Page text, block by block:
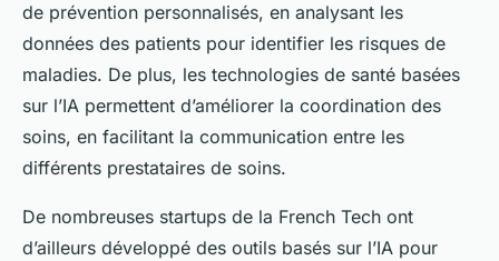
de prévention personnalisés, en analysant les
données des patients pour identifier les risques de
maladies. De plus, les technologies de santé basées
sur l’IA permettent d’améliorer la coordination des
soins, en facilitant la communication entre les
différents prestataires de soins.
De nombreuses startups de la French Tech ont
d’ailleurs développé des outils basés sur l’IA pour